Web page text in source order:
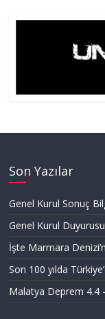
Son Yazılar
Genel Kurul Sonuç
Genel Kurul Duyurusu
İşte Marmara
Son 100 yılda
Malatya Deprem 4.4